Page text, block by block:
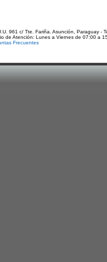
961 c/ Tte. Fariña. Asunción, Paraguay -
de Atención: Lunes a Viernes de 07:00 a
Frecuentes